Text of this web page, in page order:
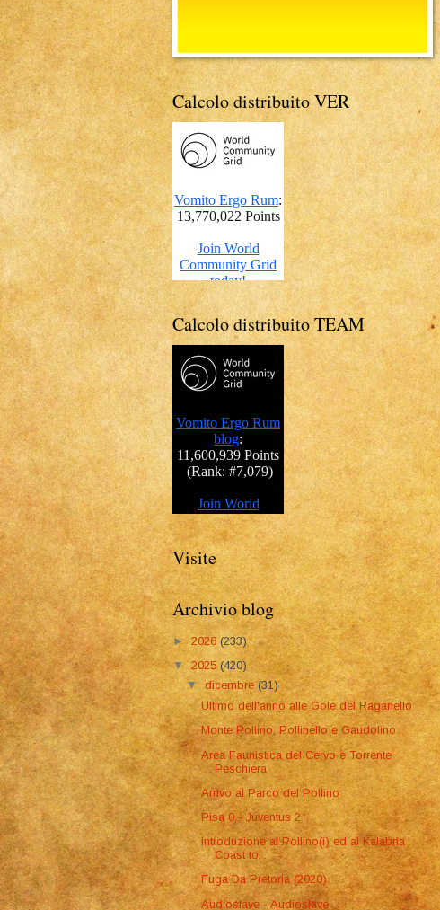
Calcolo distribuito VER
Calcolo distribuito TEAM
Visite
Archivio blog
► 2026(233)
▼2025(420)
▼dicembre(31)
Ultimo dell'anno alle Gole del Raganello
Monte Pollino, Pollinello e Gaudolino
Area Faunistica del Cervo e Torrente
Peschiera
Arrivo al Parco del Pollino
Pisa 0 - Juventus 2
Introduzione al Pollino(i) ed al Kalabria
Coast to...
Fuga Da Pretoria (2020)
Audioslave - Audioslave